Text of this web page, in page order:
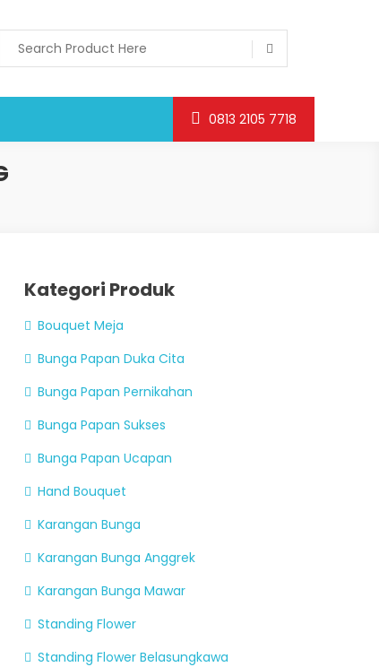
0813 2105 7718
Kategori Produk
Bouquet Meja
Bunga Papan Duka Cita
Bunga Papan Pernikahan
Bunga Papan Sukses
Bunga Papan Ucapan
Hand Bouquet
Karangan Bunga
Karangan Bunga Anggrek
Karangan Bunga Mawar
Standing Flower
Standing Flower Belasungkawa